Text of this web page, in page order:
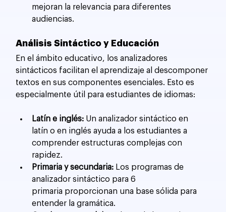
mejoran la relevancia para diferentes
audiencias.
Análisis Sintáctico y Educación
En el ámbito educativo, los analizadores
sintácticos facilitan el aprendizaje al descomponer
textos en sus componentes esenciales. Esto es
especialmente útil para estudiantes de idiomas:
Latín e inglés: Un analizador sintáctico en
latín o en inglés ayuda a los estudiantes a
comprender estructuras complejas con
rapidez.
Primaria y secundaria: Los programas de
analizador sintáctico para 6
primaria proporcionan una base sólida para
entender la gramática.